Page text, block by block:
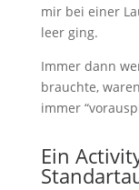
mir bei einer
leer ging.
Immer dann
brauchte,
immer
Ein